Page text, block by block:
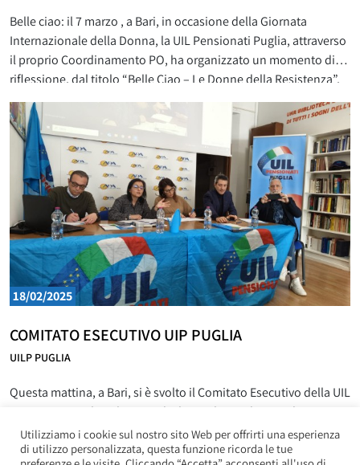
Belle ciao: il 7 marzo , a Bari, in occasione della Giornata
Internazionale della Donna, la UIL Pensionati Puglia, attraverso
il proprio Coordinamento PO, ha organizzato un momento di
riflessione, dal titolo “Belle Ciao – Le Donne della Resistenza”,
per celebrare le nostre partigiane e staffette. Donne che hanno
lottato, dato il proprio contributo e
18/02/2025
COMITATO ESECUTIVO UIP PUGLIA
UILP PUGLIA
Questa mattina, a Bari, si è svolto il Comitato Esecutivo della UIL
Pensionati Puglia. Al centro dei lavori, la condizione dei
pensionati pugliesi, che lottano ogni giorno per vedere
riconosciuto il loro diritto alla salute, negato da un sistema
Utilizziamo i cookie sul nostro sito Web per offrirti una esperienza
di utilizzo personalizzata, questa funzione ricorda le tue